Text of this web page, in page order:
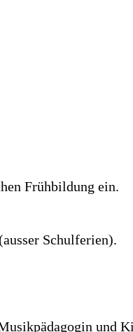
Frühbildung ein.
Schulferien).
und